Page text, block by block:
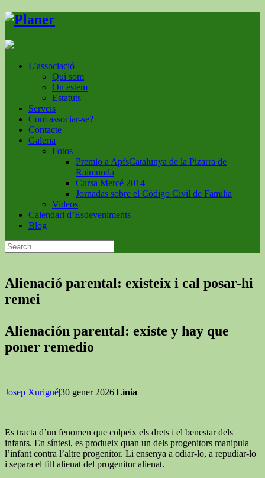
L’associació
Qui som
On estem
Estatuts
Serveis
Com associar-se?
Contacte
Galeria
Fotos
Premio a ApfsCatalunya de la Pizarra de
Raimunda
Cursa Mercé 2014
Jornadas sobre el Código Civil de Familia
Videos
Calendari d’Esdeveniments
Blog
Alienació parental: existeix i cal posar-hi
remei
Alienación parental: existe y hay que
poner remedio
Josep Xurigué|30 gener 2026|Línia
Es tracta d’un fenomen que colpeix els drets i el benestar dels
infants. En síntesi, es produeix quan un dels progenitors manipula
l’infant contra l’altre progenitor. Li ensenya a odiar-lo, a repudiar-lo
i separa el fill alienat del progenitor alienat.